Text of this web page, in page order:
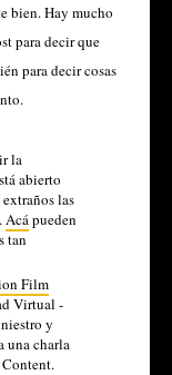
bien. Hay mucho
para decir que
para decir cosas
la
abierto
las
Acápueden
tan
Film
Virtual -
y
una charla
Content.